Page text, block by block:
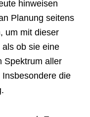
hinweisen
Planung seitens
um mit dieser
ob sie eine
Spektrum aller
Insbesondere die